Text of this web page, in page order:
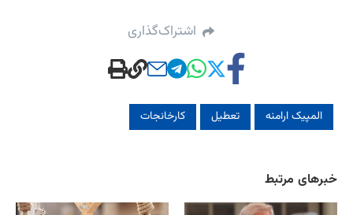
اشتراک‌گذاری
المپیک ارامنه تعطیل کارخانجات
خبرهای مرتبط